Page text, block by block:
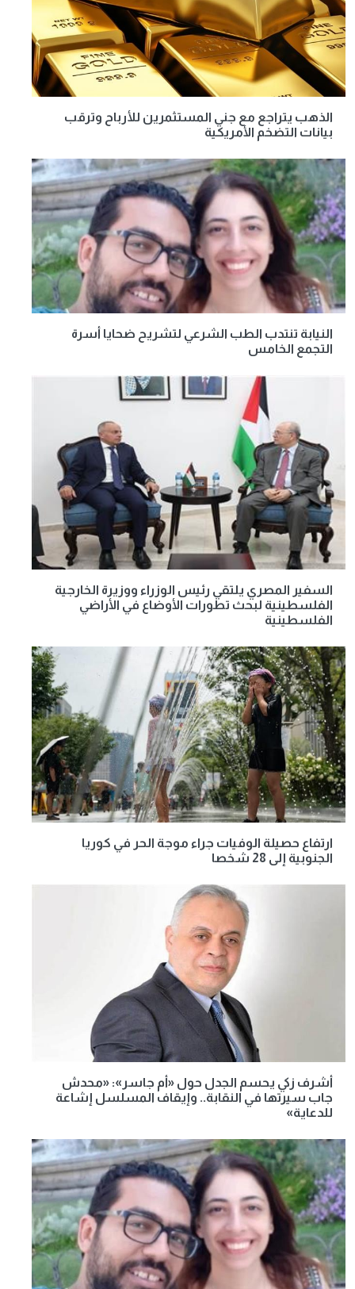
الذهب يتراجع مع جني المستثمرين للأرباح وترقب
بيانات التضخم الأمريكية
النيابة تنتدب الطب الشرعي لتشريح ضحايا أسرة
التجمع الخامس
السفير المصري يلتقي رئيس الوزراء ووزيرة الخارجية
الفلسطينية لبحث تطورات الأوضاع في الأراضي
الفلسطينية
ارتفاع حصيلة الوفيات جراء موجة الحر في كوريا
الجنوبية إلى 28 شخصا
أشرف زكي يحسم الجدل حول «أم جاسر»: «محدش
جاب سيرتها في النقابة.. وإيقاف المسلسل إشاعة
للدعاية»